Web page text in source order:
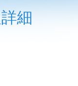
しました。
細